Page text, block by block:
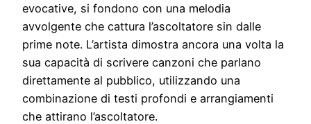
evocative, si fondono con una melodia
avvolgente che cattura l’ascoltatore sin dalle
prime note. L’artista dimostra ancora una volta la
sua capacità di scrivere canzoni che parlano
direttamente al pubblico, utilizzando una
combinazione di testi profondi e arrangiamenti
che attirano l’ascoltatore.